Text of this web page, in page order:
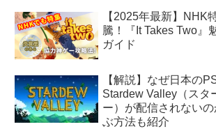
【2025年最新】NHK
騰！『It Takes Two』
ガイド
【解説】なぜ日本の
Stardew Valley（スタ
ー）が配信されない
ぶ方法も紹介